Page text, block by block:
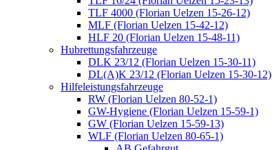
TLF 4000 (Florian Uelzen 15-26-12)
MLF (Florian Uelzen 15-42-12)
HLF 20 (Florian Uelzen 15-48-11)
Hubrettungsfahrzeuge
DLK 23/12 (Florian Uelzen 15-30-11)
DL(A)K 23/12 (Florian Uelzen 15-30-12)
Hilfeleistungsfahrzeuge
RW (Florian Uelzen 80-52-1)
GW-Hygiene (Florian Uelzen 15-59-1)
GW (Florian Uelzen 15-59-13)
WLF (Florian Uelzen 80-65-1)